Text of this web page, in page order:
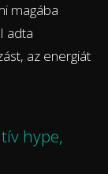
magába
adta
az energiát
hype,